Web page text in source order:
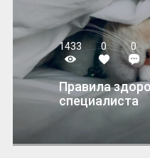
1433 0 0
Правила
специалиста